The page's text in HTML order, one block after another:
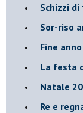
Schizzi
Sor-riso
Fine
La festa
Natale
Re e